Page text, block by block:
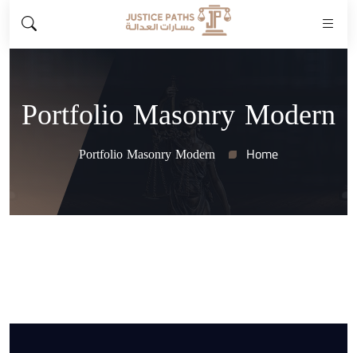
Portfolio Masonry Modern
Home
Portfolio Masonry Modern